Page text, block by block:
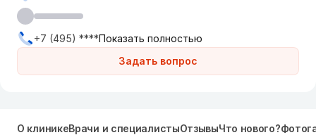
Задать вопрос
+7 (495) ****Показать полностью
О клиникеВрачи и специалистыОтзывыЧто нового?